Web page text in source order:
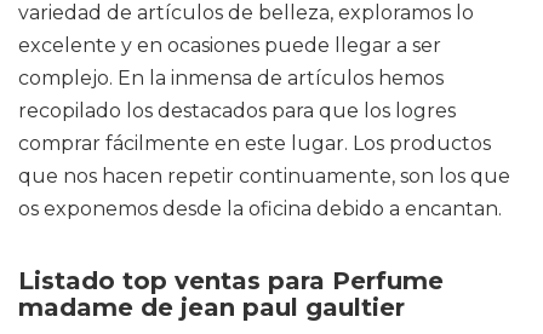
variedad de artículos de belleza, exploramos lo
excelente y en ocasiones puede llegar a ser
complejo. En la inmensa de artículos hemos
recopilado los destacados para que los logres
comprar fácilmente en este lugar. Los productos
que nos hacen repetir continuamente, son los que
os exponemos desde la oficina debido a encantan.
Listado top ventas para Perfume
madame de jean paul gaultier